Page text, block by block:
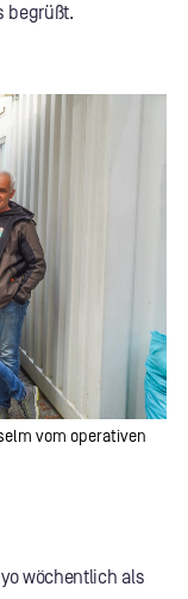
begrüßt.
vom operativen
wöchentlich als